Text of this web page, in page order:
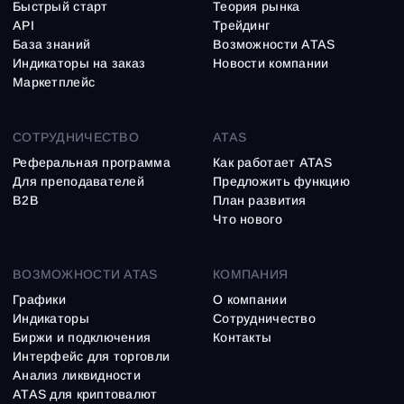
ВОЗМОЖНОСТИ ATAS
Графики
Индикаторы
Биржи и подключения
Интерфейс для торговли
Анализ ликвидности
ATAS для криптовалют
Быстрый старт
API
База знаний
Индикаторы на заказ
Маркетплейс
Теория рынка
Трейдинг
Возможности ATAS
Новости компании
СОТРУДНИЧЕСТВО
Реферальная программа
Для преподавателей
B2B
ATAS
Как работает ATAS
Предложить функцию
План развития
Что нового
КОМПАНИЯ
О компании
Сотрудничество
Контакты